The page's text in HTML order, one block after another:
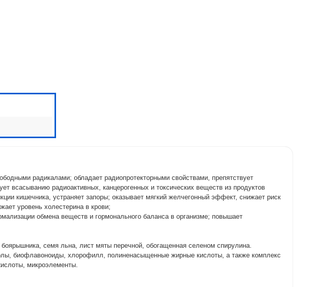
радикалами; обладает радиопротекторными свойствами, препятствует
всасыванию радиоактивных, канцерогенных и токсических веществ из продуктов
кишечника, устраняет запоры; оказывает мягкий желчегонный эффект, снижает риск
уровень холестерина в крови;
обмена веществ и гормонального баланса в организме; повышает
семя льна, лист мяты перечной, обогащенная селеном спирулина.
биофлавоноиды, хлорофилл, полиненасыщенные жирные кислоты, а также комплекс
микроэлементы.